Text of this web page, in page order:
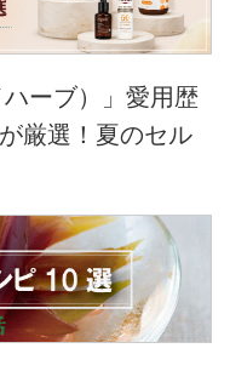
ーブ）」愛用歴
厳選！夏のセル